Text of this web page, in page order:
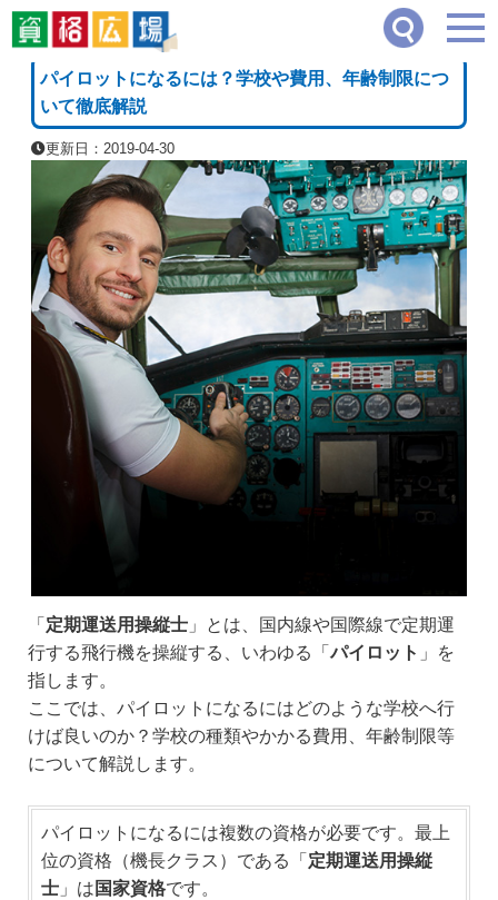
資格広場≫ 航空・船舶・通信系 パイロットになるには？学校や費用、年齢制限に
[PR]
パイロットになるには？学校や費用、年齢制限につ
いて徹底解説
更新日：2019-04-30
「 定期運送用操縦士 」とは、国内線や国際線で定期運
行する飛行機を操縦する、いわゆる「パイロット 」を
指します。
ここでは、パイロットになるにはどのような学校へ行
けば良いのか？学校の種類やかかる費用、年齢制限等
について解説します。
パイロットになるには複数の資格が必要です。最上
位の資格（機長クラス）である「 定期運送用操縦
士 」は 国家資格です。